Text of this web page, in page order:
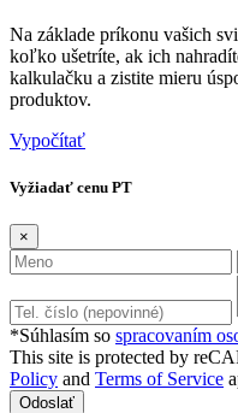
Na základe príkonu vašich
koľko ušetríte, ak ich
kalkulačku a zistite mieru
produktov.
Vypočítať
Vyžiadať cenu PT
×
*Súhlasím so spracovaním
This site is protected by
Policy and Terms of Service
Odoslať